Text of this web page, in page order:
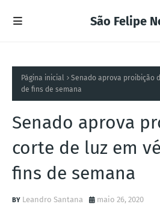
São Felipe
Página inicial
Senado aprova proibição
de fins de semana
Senado aprova
corte de luz em
fins de semana
Leandro Santana maio 26, 2020